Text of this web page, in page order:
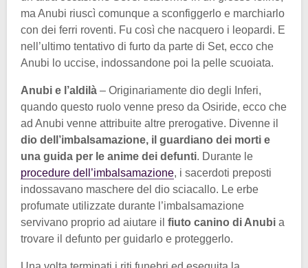
ma Anubi riuscì comunque a sconfiggerlo e marchiarlo
con dei ferri roventi. Fu così che nacquero i leopardi. E
nell’ultimo tentativo di furto da parte di Set, ecco che
Anubi lo uccise, indossandone poi la pelle scuoiata.
Anubi e l’aldilà – Originariamente dio degli Inferi,
quando questo ruolo venne preso da Osiride, ecco che
ad Anubi venne attribuite altre prerogative. Divenne il
dio dell’imbalsamazione, il guardiano dei morti e
una guida per le anime dei defunti. Durante le
procedure dell’imbalsamazione, i sacerdoti preposti
indossavano maschere del dio sciacallo. Le erbe
profumate utilizzate durante l’imbalsamazione
servivano proprio ad aiutare il fiuto canino di Anubi a
trovare il defunto per guidarlo e proteggerlo.